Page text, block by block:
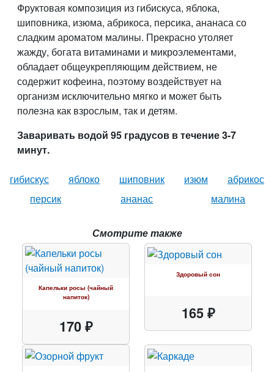
Фруктовая композиция из гибискуса, яблока,
шиповника, изюма, абрикоса, персика, ананаса со
сладким ароматом малины. Прекрасно утоляет
жажду, богата витаминами и микроэлементами,
обладает общеукрепляющим действием, не
содержит кофеина, поэтому воздействует на
организм исключительно мягко и может быть
полезна как взрослым, так и детям.
Заваривать водой 95 градусов в течение 3-7
минут.
гибискус яблоко шиповник изюм
абрикос
персик
ананас малина
Смотрите также
Капельки росы (чайный
напиток)
170 ₽
Здоровый сон
165 ₽